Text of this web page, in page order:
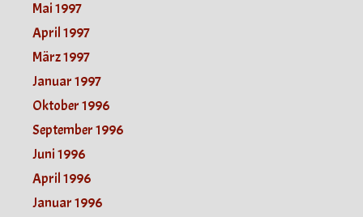
Mai 1997
April 1997
März 1997
Januar 1997
Oktober 1996
September 1996
Juni 1996
April 1996
Januar 1996